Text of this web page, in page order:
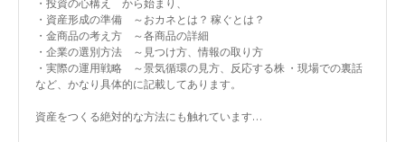
・投資の心構え から始まり、
・資産形成の準備 ～おカネとは？ 稼ぐとは？
・金商品の考え方 ～各商品の詳細
・企業の選別方法 ～見つけ方、情報の取り方
・実際の運用戦略 ～景気循環の見方、反応する株 ・現場での裏話
など、かなり具体的に記載してあります。
資産をつくる絶対的な方法にも触れています…